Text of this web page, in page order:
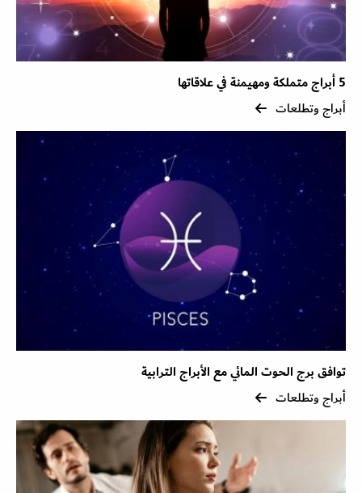
5 أبراج متملكة ومهيمنة في علاقاتها
أبراج وتطلعات
توافق برج الحوت المائي مع الأبراج الترابية
أبراج وتطلعات